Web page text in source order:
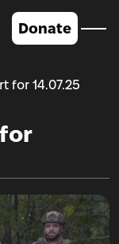
Donate
for 14.07.25